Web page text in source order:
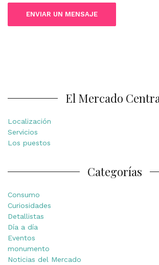
El Mercado
Localización
Servicios
Los puestos
Categorías
Consumo
Curiosidades
Detallistas
Día a día
Eventos
monumento
Noticias del Mercado